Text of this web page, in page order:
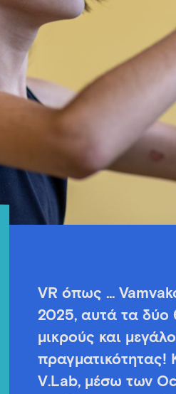
VR όπως …
2025, αυτά τα δύο
μικρούς και
πραγματικότητας!
V.Lab, μέσω των